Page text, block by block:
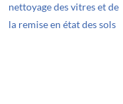
nettoyage des vitres et de
la remise en état des sols